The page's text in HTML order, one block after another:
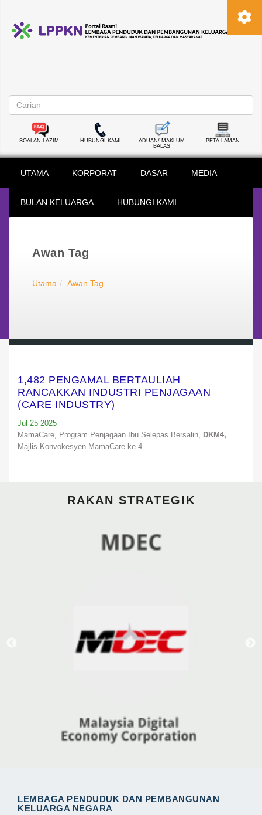
SOALAN LAZIM HUBUNGI KAMI
ADUAN/ MAKLUM
BALAS
PETA LAMAN
UTAMA KORPORAT DASAR MEDIA
BULAN KELUARGA HUBUNGI KAMI
Awan Tag
Utama Awan Tag
1,482 PENGAMAL BERTAULIAH
RANCAKKAN INDUSTRI PENJAGAAN
(CARE INDUSTRY)
Jul 25 2025
MamaCare,
Program Penjagaan Ibu Selepas Bersalin,
DKM4,
Majlis Konvokesyen MamaCare ke-4
RAKAN STRATEGIK
LEMBAGA PENDUDUK DAN PEMBANGUNAN
KELUARGA NEGARA